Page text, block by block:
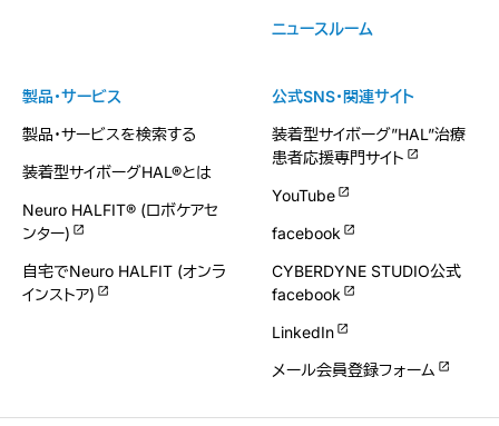
製品・サービス
製品・サービスを検索する
装着型サイボーグHAL®とは
Neuro HALFIT® (ロボケアセ
ンター)
自宅でNeuro HALFIT (オンラ
インストア)
ニュースルーム
公式SNS・関連サイト
装着型サイボーグ”HAL”治療
患者応援専門サイト
YouTube
facebook
CYBERDYNE STUDIO公式
facebook
LinkedIn
メール会員登録フォーム